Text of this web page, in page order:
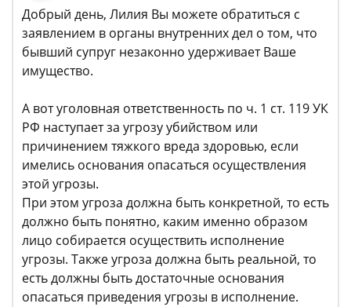
Добрый день, Лилия Вы можете обратиться с
заявлением в органы внутренних дел о том, что
бывший супруг незаконно удерживает Ваше
имущество.
А вот уголовная ответственность по ч. 1 ст. 119 УК
РФ наступает за угрозу убийством или
причинением тяжкого вреда здоровью, если
имелись основания опасаться осуществления
этой угрозы.
При этом угроза должна быть конкретной, то есть
должно быть понятно, каким именно образом
лицо собирается осуществить исполнение
угрозы. Также угроза должна быть реальной, то
есть должны быть достаточные основания
опасаться приведения угрозы в исполнение.